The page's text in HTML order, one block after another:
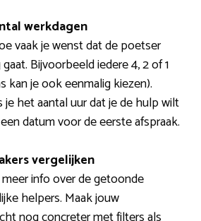
werkdagen
vaak je wenst dat de poetser
Bijvoorbeeld iedere 4, 2 of 1
kan je ook eenmalig kiezen).
je het aantal uur dat je de hulp wilt
datum voor de eerste afspraak.
vergelijken
info over de getoonde
helpers. Maak jouw